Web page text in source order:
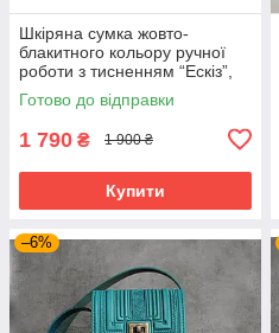
Шкіряна сумка жовто-
блакитного кольору ручної
роботи з тисненням “Ескіз”,
18×13×6 см
Готово до відправки
1 790 ₴ 1 900 ₴
Купити
–6%